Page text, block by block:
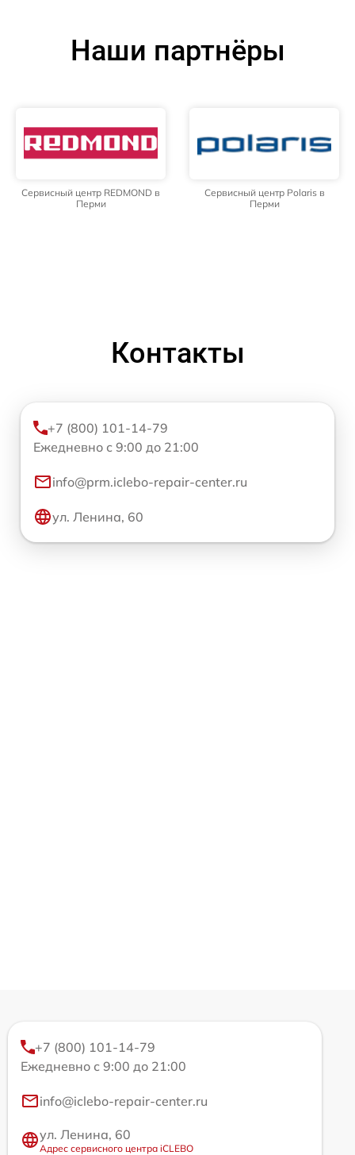
Наши партнёры
Сервисный центр REDMOND в
Перми
Сервисный центр Polaris в
Перми
Контакты
+7 (800) 101-14-79
Ежедневно с 9:00 до 21:00
info@prm.iclebo-repair-center.ru
ул. Ленина, 60
+7 (800) 101-14-79
Ежедневно с 9:00 до 21:00
info@iclebo-repair-center.ru
ул. Ленина, 60
Адрес сервисного центра iCLEBO